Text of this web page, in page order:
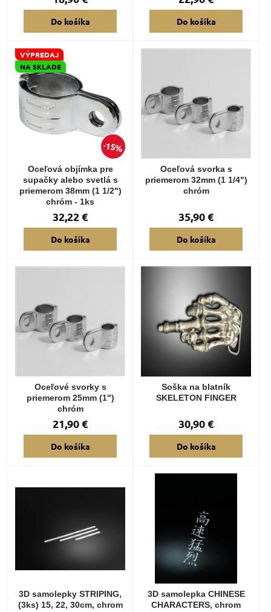
Do košíka Do košíka
15%
VÝPREDAJ
NA SKLADE
Oceľová objímka pre
supačky alebo svetlá s
priemerom 38mm (1 1/2")
chróm - 1ks
32,22 €
Do košíka
Oceľová svorka s
priemerom 32mm (1 1/4")
chróm
35,90 €
Do košíka
Oceľové svorky s
priemerom 25mm (1")
chróm
21,90 €
Do košíka
Soška na blatník
SKELETON FINGER
30,90 €
Do košíka
3D samolepky STRIPING,
(3ks) 15, 22, 30cm, chrom
3D samolepka CHINESE
CHARACTERS, chrom